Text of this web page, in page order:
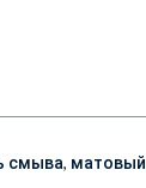
смыва, матовый